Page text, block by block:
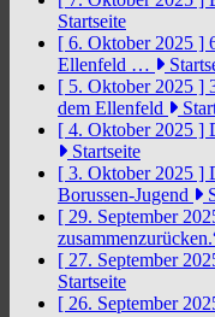
Startseite
[ 6. Oktober 2025 ]
Ellenfeld …
[ 5. Oktober 2025 ]
dem Ellenfeld
[ 4. Oktober 2025 ]
Startseite
[ 3. Oktober 2025 ]
Borussen-Jugend
[ 29. September
[ 27. September
Startseite
[ 26. September